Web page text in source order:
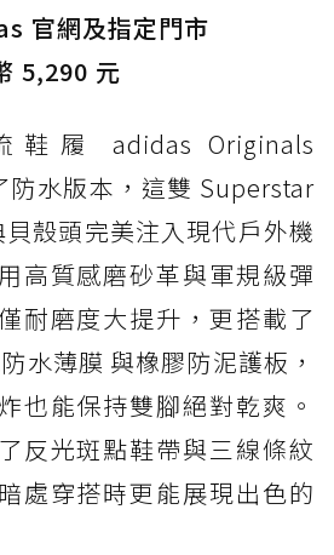
Dunk Low GORE-TEX：
上防水科技，雨天穿搭帥度不
TRABUCO 14 GTX：搭
形貼合科技，全方位防水神鞋
XT-6 GORE-TEX：潮
防滑、防水與街頭顏值一次攻
Stinson Evo GTX：越野
TEX 防水與增高神器一次滿
水，輕量化工裝健走鞋雨天必備
Timberland Motion Access：
，輕量化工裝健走鞋雨天必備
官網及指定門市
5,290 元
履 adidas Originals
防水版本，這雙 Superstar
貝殼頭完美注入現代戶外機
高質感磨砂革與軍規級彈
耐磨度大提升，更搭載了
水薄膜 與橡膠防泥護板，
也能保持雙腳絕對乾爽。
反光斑點鞋帶與三線條紋
處穿搭時更能展現出色的